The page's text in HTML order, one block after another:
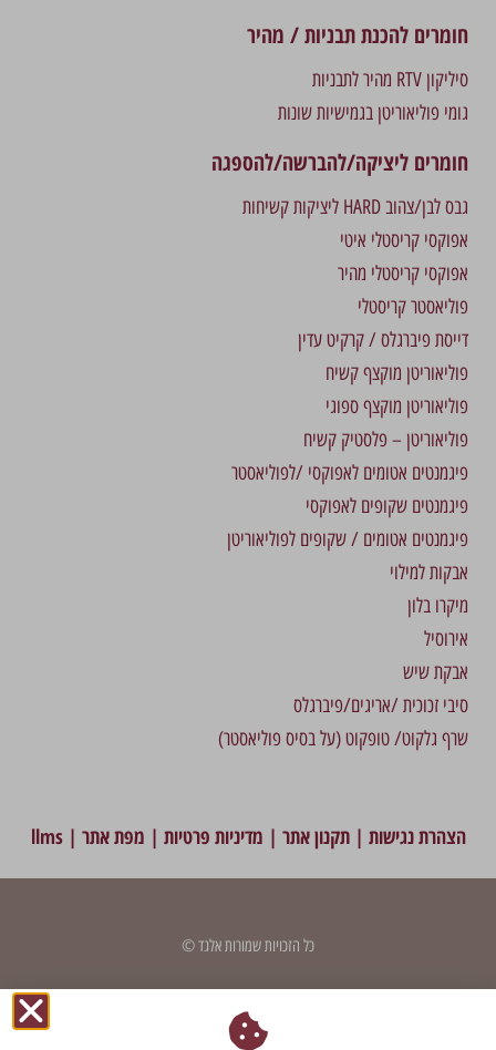
חומרים להכנת תבניות / מהיר
סיליקון RTV מהיר לתבניות
גומי פוליאוריטן בגמישיות שונות
חומרים ליציקה/להברשה/להספגה
גבס לבן/צהוב HARD ליציקות קשיחות
אפוקסי קריסטלי איטי
אפוקסי קריסטלי מהיר
פוליאסטר קריסטלי
דייסת פיברגלס / קרקיט עדין
פוליאוריטן מוקצף קשיח
פוליאוריטן מוקצף ספוגי
פוליאוריטן – פלסטיק קשיח
פיגמנטים אטומים לאפוקסי /לפוליאסטר
פיגמנטים שקופים לאפוקסי
פיגמנטים אטומים / שקופים לפוליאוריטן
אבקות למילוי
מיקרו בלון
אירוסיל
אבקת שיש
סיבי זכוכית /אריגים/פיברגלס
שרף גלקוט/ טופקוט (על בסיס פוליאסטר)
הצהרת נגישות |תקנון אתר | מדיניות פרטיות | מפת אתר |
llms
כל הזכויות שמורות אלגד ©